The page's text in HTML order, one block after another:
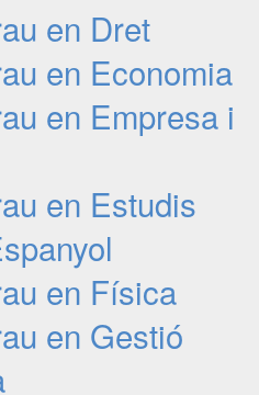
en Dret
en Economia
en Empresa i
en Estudis
en Física
en Gestió